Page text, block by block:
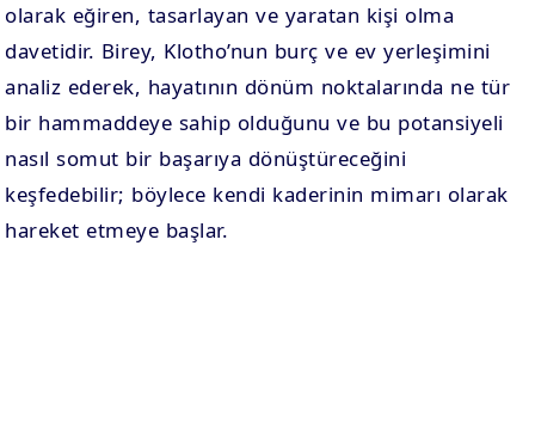
olarak eğiren, tasarlayan ve yaratan kişi olma
davetidir. Birey, Klotho’nun burç ve ev yerleşimini
analiz ederek, hayatının dönüm noktalarında ne tür
bir hammaddeye sahip olduğunu ve bu potansiyeli
nasıl somut bir başarıya dönüştüreceğini
keşfedebilir; böylece kendi kaderinin mimarı olarak
hareket etmeye başlar.